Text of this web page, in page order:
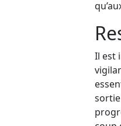
Il est